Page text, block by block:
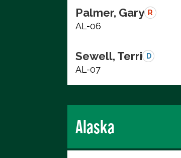
Palmer, Gary R
AL-06
Sewell, Terri D
AL-07
Alaska